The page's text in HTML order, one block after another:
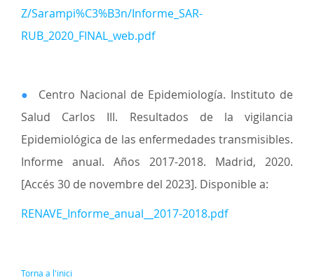
Z/Sarampi%C3%B3n/Informe_SAR-
RUB_2020_FINAL_web.pdf
● Centro Nacional de Epidemiología. Instituto de
Salud Carlos III. Resultados de la vigilancia
Epidemiológica de las enfermedades transmisibles.
Informe anual. Años 2017-2018. Madrid, 2020.
[Accés 30 de novembre del 2023]. Disponible a:
RENAVE_Informe_anual__2017-2018.pdf
Torna a l'inici